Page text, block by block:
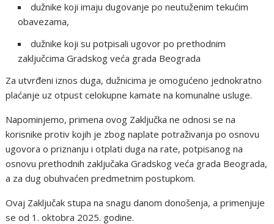
dužnike koji imaju dugovanje po neutuženim tekućim
obavezama,
dužnike koji su potpisali ugovor po prethodnim
zaključcima Gradskog veća grada Beograda
Za utvrđeni iznos duga, dužnicima je omogućeno jednokratno
plaćanje uz otpust celokupne kamate na komunalne usluge.
Napominjemo, primena ovog Zaključka ne odnosi se na
korisnike protiv kojih je zbog naplate potraživanja po osnovu
ugovora o priznanju i otplati duga na rate, potpisanog na
osnovu prethodnih zaključaka Gradskog veća grada Beograda,
a za dug obuhvaćen predmetnim postupkom.
Ovaj Zaključak stupa na snagu danom donošenja, a primenjuje
se od 1. oktobra 2025. godine.